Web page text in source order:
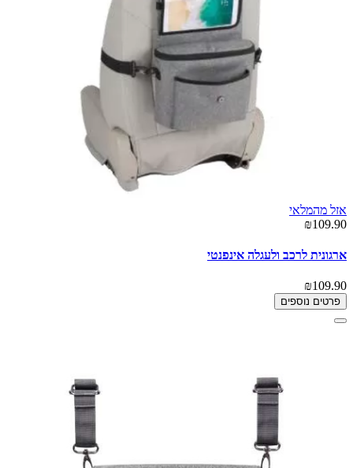
אזל מהמלאי
₪109.90
ארגונית לרכב ולעגלה אינפנטי
₪109.90
פרטים נוספים